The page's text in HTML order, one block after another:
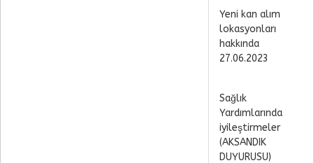
Yeni kan alım
lokasyonları
hakkında
27.06.2023
Sağlık
Yardımlarında
iyileştirmeler
(AKSANDIK
DUYURUSU)